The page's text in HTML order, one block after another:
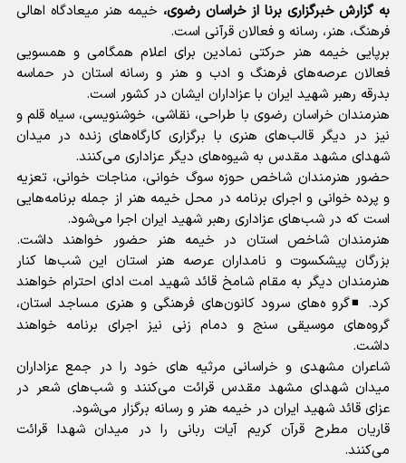
به گزارش خبرگزاری برنا از خراسان رضوی، خیمه هنر میعادگاه اهالی
فرهنگ، هنر، رسانه و فعالان قرآنی است.
برپایی خیمه هنر حرکتی نمادین برای اعلام همگامی و همسویی
فعالان عرصه‌های فرهنگ و ادب و هنر و رسانه استان در حماسه
بدرقه رهبر شهید ایران با عزاداران ایشان در کشور است.
هنرمندان خراسان رضوی با طراحی، نقاشی، خوشنویسی، سیاه قلم و
نیز در دیگر قالب‌های هنری با برگزاری کارگاه‌های زنده در میدان
شهدای مشهد مقدس به شیوه‌های دیگر عزاداری می‌کنند.
حضور هنرمندان شاخص حوزه سوگ خوانی، مناجات خوانی، تعزیه
و پرده خوانی و اجرای برنامه در محل خیمه هنر از جمله برنامه‌هایی
است که در شب‌های عزاداری رهبر شهید ایران اجرا می‌شود.
هنرمندان شاخص استان در خیمه هنر حضور خواهند داشت.
بزرگان پیشکسوت و نامداران عرصه هنر استان این شب‌ها کنار
هنرمندان دیگر به مقام شامخ قائد شهید امت ادای احترام خواهند
کرد. ◾️گرو ه‌های سرود کانون‌های فرهنگی و هنری مساجد استان،
گروه‌های موسیقی سنج و دمام زنی نیز اجرای برنامه خواهند
داشت.
شاعران مشهدی و خراسانی مرثیه ها‌ی خود را در جمع عزاداران
میدان شهدای مشهد مقدس قرائت می‌کنند و شب‌های شعر در
عزای قائد شهید ایران در خیمه هنر و رسانه برگزار می‌شود.
قاریان مطرح قرآن کریم آیات ربانی را در میدان شهدا قرائت
می‌کنند.